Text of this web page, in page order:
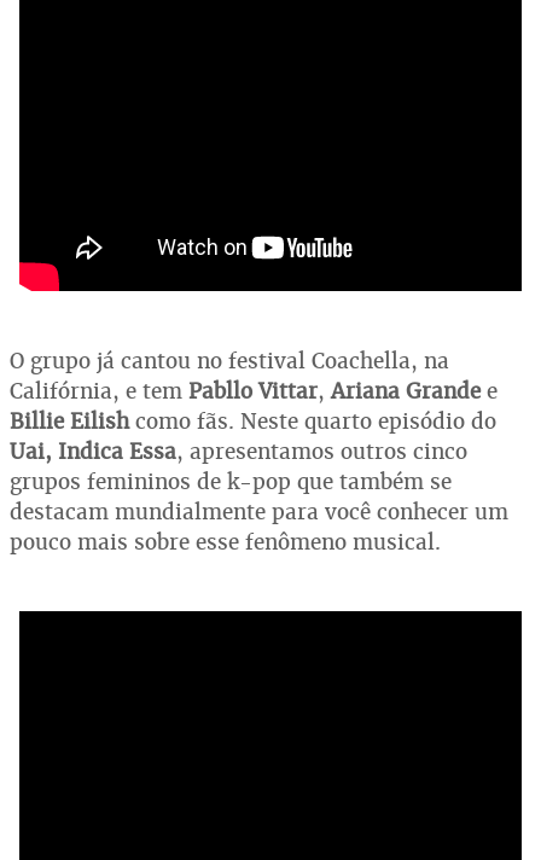
O grupo já cantou no festival Coachella, na
Califórnia, e tem Pabllo Vittar,Ariana Grandee
Billie Eilishcomo fãs. Neste quarto episódio do
Uai, Indica Essa, apresentamos outros cinco
grupos femininos de k-pop que também se
destacam mundialmente para você conhecer um
pouco mais sobre esse fenômeno musical.